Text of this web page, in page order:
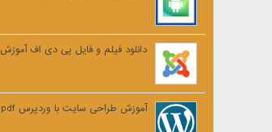
دانلود فیلم و فایل پی دی اف آموزش
آموزش طراحی سایت با وردپرس pdf